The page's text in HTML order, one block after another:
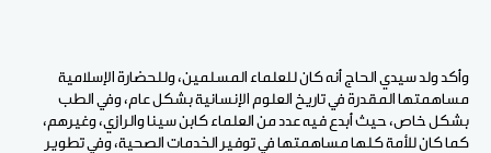
وأكد ولد سيدي الحاج أنه كان للعلماء المسلمين، وللحضارة الإسلامية
مساهمتها المقدرة في تاريخ العلوم الإنسانية بشكل عام، وفي الطب
بشكل خاص، حيث أبدع فيه عدد من العلماء كابن سينا والرازي، وغيرهم،
كما كان للأمة كلها مساهمتها في توفير الخدمات الصحية، وفي تطوير